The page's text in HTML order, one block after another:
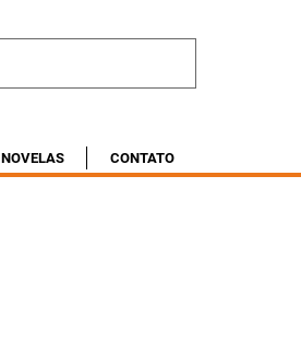
NOVELAS CONTATO